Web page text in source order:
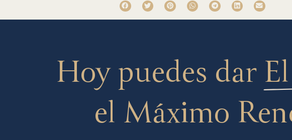
Hoy puedes dar
el Máximo